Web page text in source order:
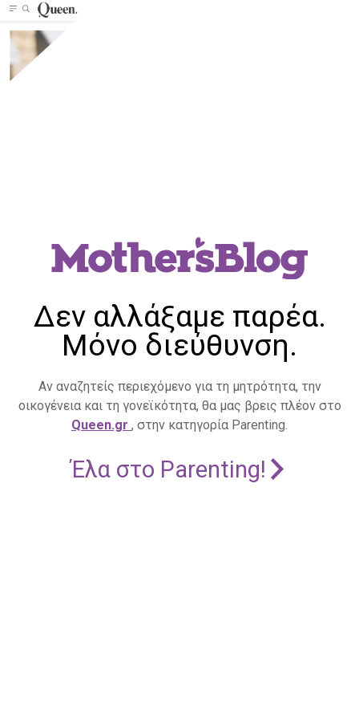
Δεν αλλάξαμε παρέα.
Μόνο διεύθυνση.
Αν αναζητείς περιεχόμενο για τη μητρότητα, την
οικογένεια και τη γονεϊκότητα, θα μας βρεις πλέον στο
Queen.gr , στην κατηγορία Parenting.
Έλα στο Parenting!